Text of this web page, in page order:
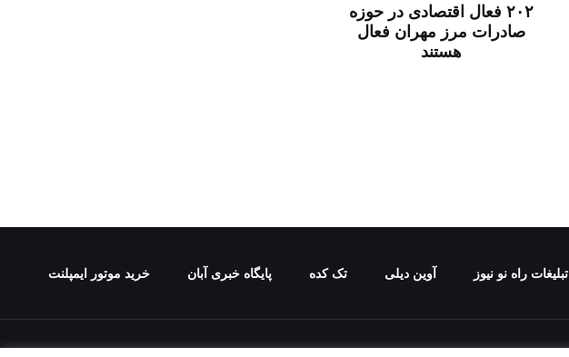
۲۰۲ فعال اقتصادی در حوزه
صادرات مرز مهران فعال
هستند
تبلیغات راه نو نیوز آوین دیلی تک کده پایگاه خبری آبان خرید موتور ایمپلنت